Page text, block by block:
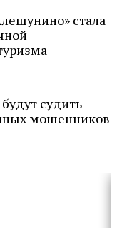
стала
судить
мошенников